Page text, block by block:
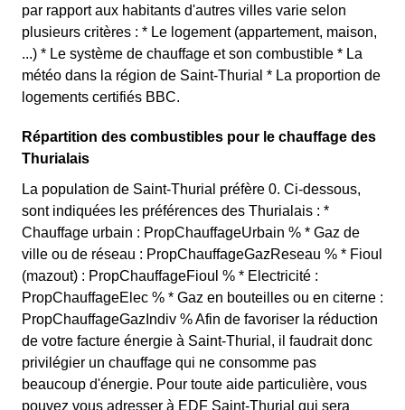
par rapport aux habitants d'autres villes varie selon
plusieurs critères : * Le logement (appartement, maison,
...) * Le système de chauffage et son combustible * La
météo dans la région de Saint-Thurial * La proportion de
logements certifiés BBC.
Répartition des combustibles pour le chauffage des
Thurialais
La population de Saint-Thurial préfère 0. Ci-dessous,
sont indiquées les préférences des Thurialais : *
Chauffage urbain : PropChauffageUrbain % * Gaz de
ville ou de réseau : PropChauffageGazReseau % * Fioul
(mazout) : PropChauffageFioul % * Electricité :
PropChauffageElec % * Gaz en bouteilles ou en citerne :
PropChauffageGazIndiv % Afin de favoriser la réduction
de votre facture énergie à Saint-Thurial, il faudrait donc
privilégier un chauffage qui ne consomme pas
beaucoup d'énergie. Pour toute aide particulière, vous
pouvez vous adresser à EDF Saint-Thurial qui sera